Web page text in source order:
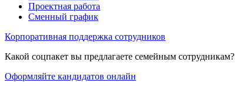
Проектная работа
Сменный график
Корпоративная поддержка сотрудников
Какой соцпакет вы предлагаете семейным сотрудникам?
Оформляйте кандидатов онлайн